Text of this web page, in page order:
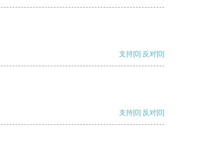
支持[0] 反对[0]
支持[0] 反对[0]